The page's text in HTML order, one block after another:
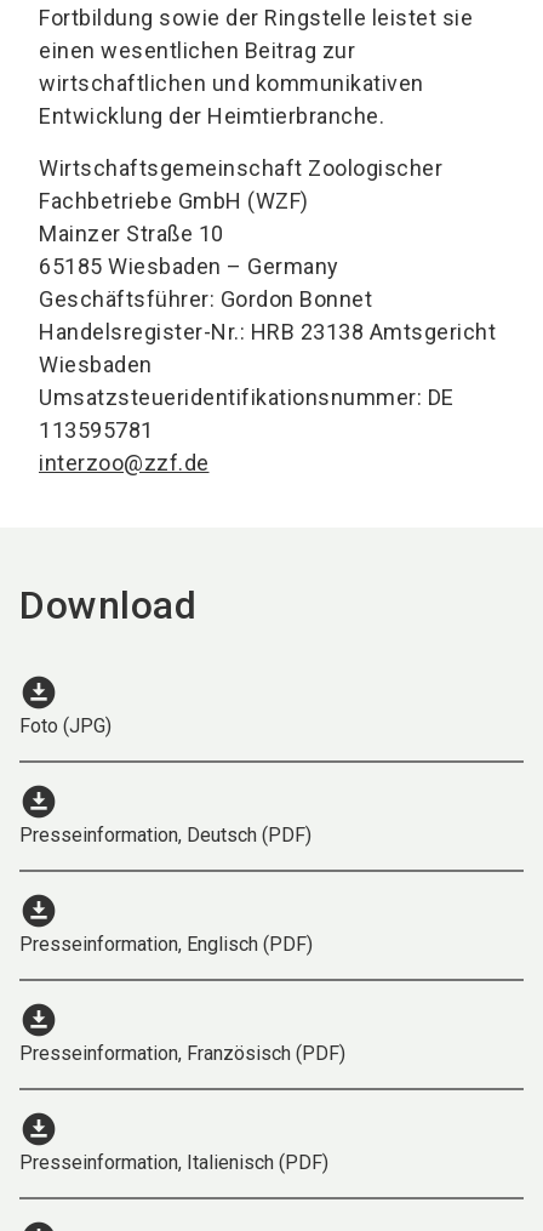
Fortbildung sowie der Ringstelle leistet sie
einen wesentlichen Beitrag zur
wirtschaftlichen und kommunikativen
Entwicklung der Heimtierbranche.
Wirtschaftsgemeinschaft Zoologischer
Fachbetriebe GmbH (WZF)
Mainzer Straße 10
65185 Wiesbaden – Germany
Geschäftsführer: Gordon Bonnet
Handelsregister-Nr.: HRB 23138 Amtsgericht
Wiesbaden
Umsatzsteueridentifikationsnummer: DE
113595781
interzoo@zzf.de
Download
download_for_offline
Foto (JPG)
download_for_offline
Presseinformation, Deutsch (PDF)
download_for_offline
Presseinformation, Englisch (PDF)
download_for_offline
Presseinformation, Französisch (PDF)
download_for_offline
Presseinformation, Italienisch (PDF)